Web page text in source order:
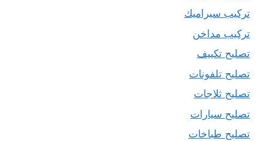
تركيب سيراميك
تركيب مداخن
تصليح تكييف
تصليح تلفونات
تصليح ثلاجات
تصليح سيارات
تصليح طباخات